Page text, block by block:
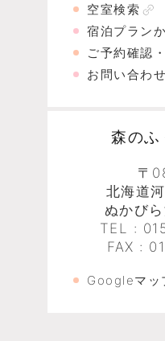
空室検索
宿泊プラン
ご予約確認
お問い合わせ
森の
〒
北海道
ぬかび
TEL :
FAX :
Googleマッ